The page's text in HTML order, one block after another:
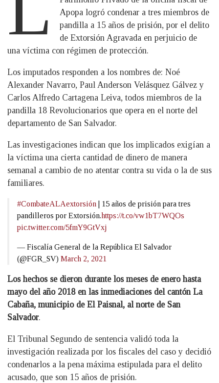
Apopa logró condenar a tres miembros de
pandilla a 15 años de prisión, por el delito
de Extorsión Agravada en perjuicio de
una víctima con régimen de protección.
Los imputados responden a los nombres de: Noé
Alexander Navarro, Paul Anderson Velásquez Gálvez y
Carlos Alfredo Cartagena Leiva, todos miembros de la
pandilla 18 Revolucionarios que opera en el norte del
departamento de San Salvador.
Las investigaciones indican que los implicados exigían a
la víctima una cierta cantidad de dinero de manera
semanal a cambio de no atentar contra su vida o la de sus
familiares.
#CombateALAextorsión | 15 años de prisión para tres
pandilleros por Extorsión.https://t.co/vw1bT7WQOs
pic.twitter.com/5fmY9GtVxj
— Fiscalía General de la República El Salvador
(@FGR_SV) March 2, 2021
Los hechos se dieron durante los meses de enero hasta
mayo del año 2018 en las inmediaciones del cantón La
Cabaña, municipio de El Paisnal, al norte de San
Salvador.
El Tribunal Segundo de sentencia validó toda la
investigación realizada por los fiscales del caso y decidió
condenarlos a la pena máxima estipulada para el delito
acusado, que son 15 años de prisión.